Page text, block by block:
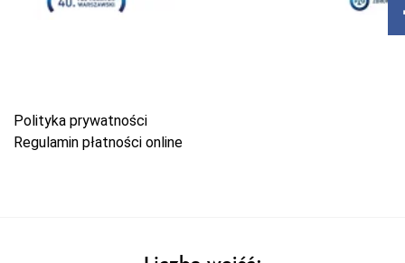
Polityka prywatności
Regulamin płatności online